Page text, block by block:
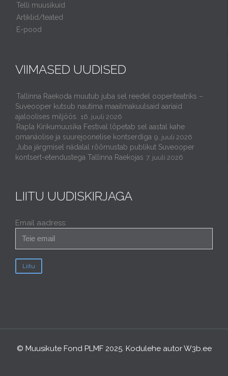
Telli muusikuid
Artiklid/teated
E-pood
VIIMASED UUDISED
Tallinna Raekoda muutub juba sel reedel ooperiteatriks –
Suveooper kutsub nautima maailmakuulsaid aariaid
ajaloolises miljöös.
16. juuli 2026
Rapla Kirikumuusika Festival lõpetab sel aastal kahe
omanäolise ja suurejoonelise kontserdiga 9. juuli 2026
Juba järgmisel nädalal rõõmustab publikut Suveooper
kontsert-etendustega Tallinna Raekojas 7. juuli 2026
LIITU UUDISKIRJAGA
Email aadress:
© Muusikute Fond PLMF 2025. Kodulehe autorW3b.ee